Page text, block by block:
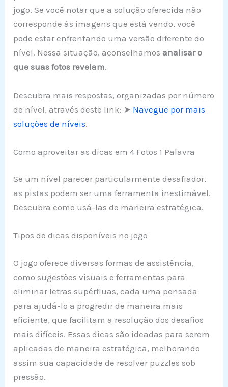
jogo. Se você notar que a solução oferecida não
corresponde às imagens que está vendo, você
pode estar enfrentando uma versão diferente do
nível. Nessa situação, aconselhamosanalisar o
que suas fotos revelam.
Descubra mais respostas, organizadas por número
de nível, através deste link: ➤ Navegue por mais
soluções de níveis.
Como aproveitar as dicas em 4 Fotos 1 Palavra
Se um nível parecer particularmente desafiador,
as pistas podem ser uma ferramenta inestimável.
Descubra como usá-las de maneira estratégica.
Tipos de dicas disponíveis no jogo
O jogo oferece diversas formas de assistência,
como sugestões visuais e ferramentas para
eliminar letras supérfluas, cada uma pensada
para ajudá-lo a progredir de maneira mais
eficiente, que facilitam a resolução dos desafios
mais difíceis. Essas dicas são ideadas para serem
aplicadas de maneira estratégica, melhorando
assim sua capacidade de resolver puzzles sob
pressão.